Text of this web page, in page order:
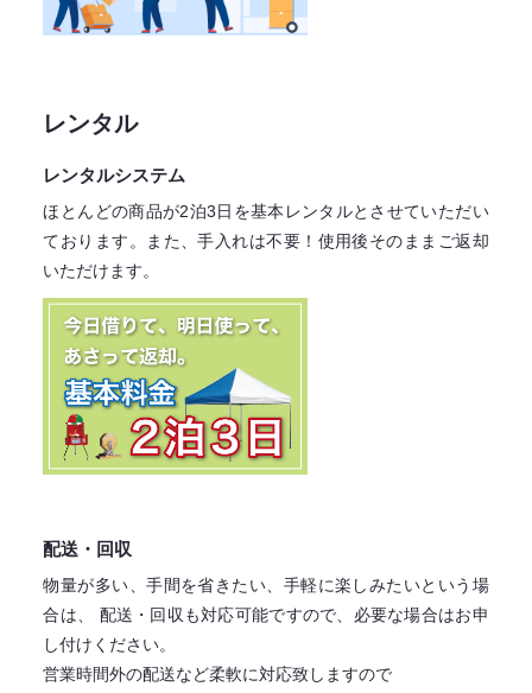
レンタル
レンタルシステム
ほとんどの商品が2泊3日を基本レンタルとさせていただい
ております。
また、手入れは不要！ 使用後そのままご返却
いただけます。
配送・回収
物量が多い、手間を省きたい、手軽に楽しみたいという場
合は、
配送・回収も対応可能ですので、必要な場合はお申
し付けください。
営業時間外の配送など柔軟に対応致しますので